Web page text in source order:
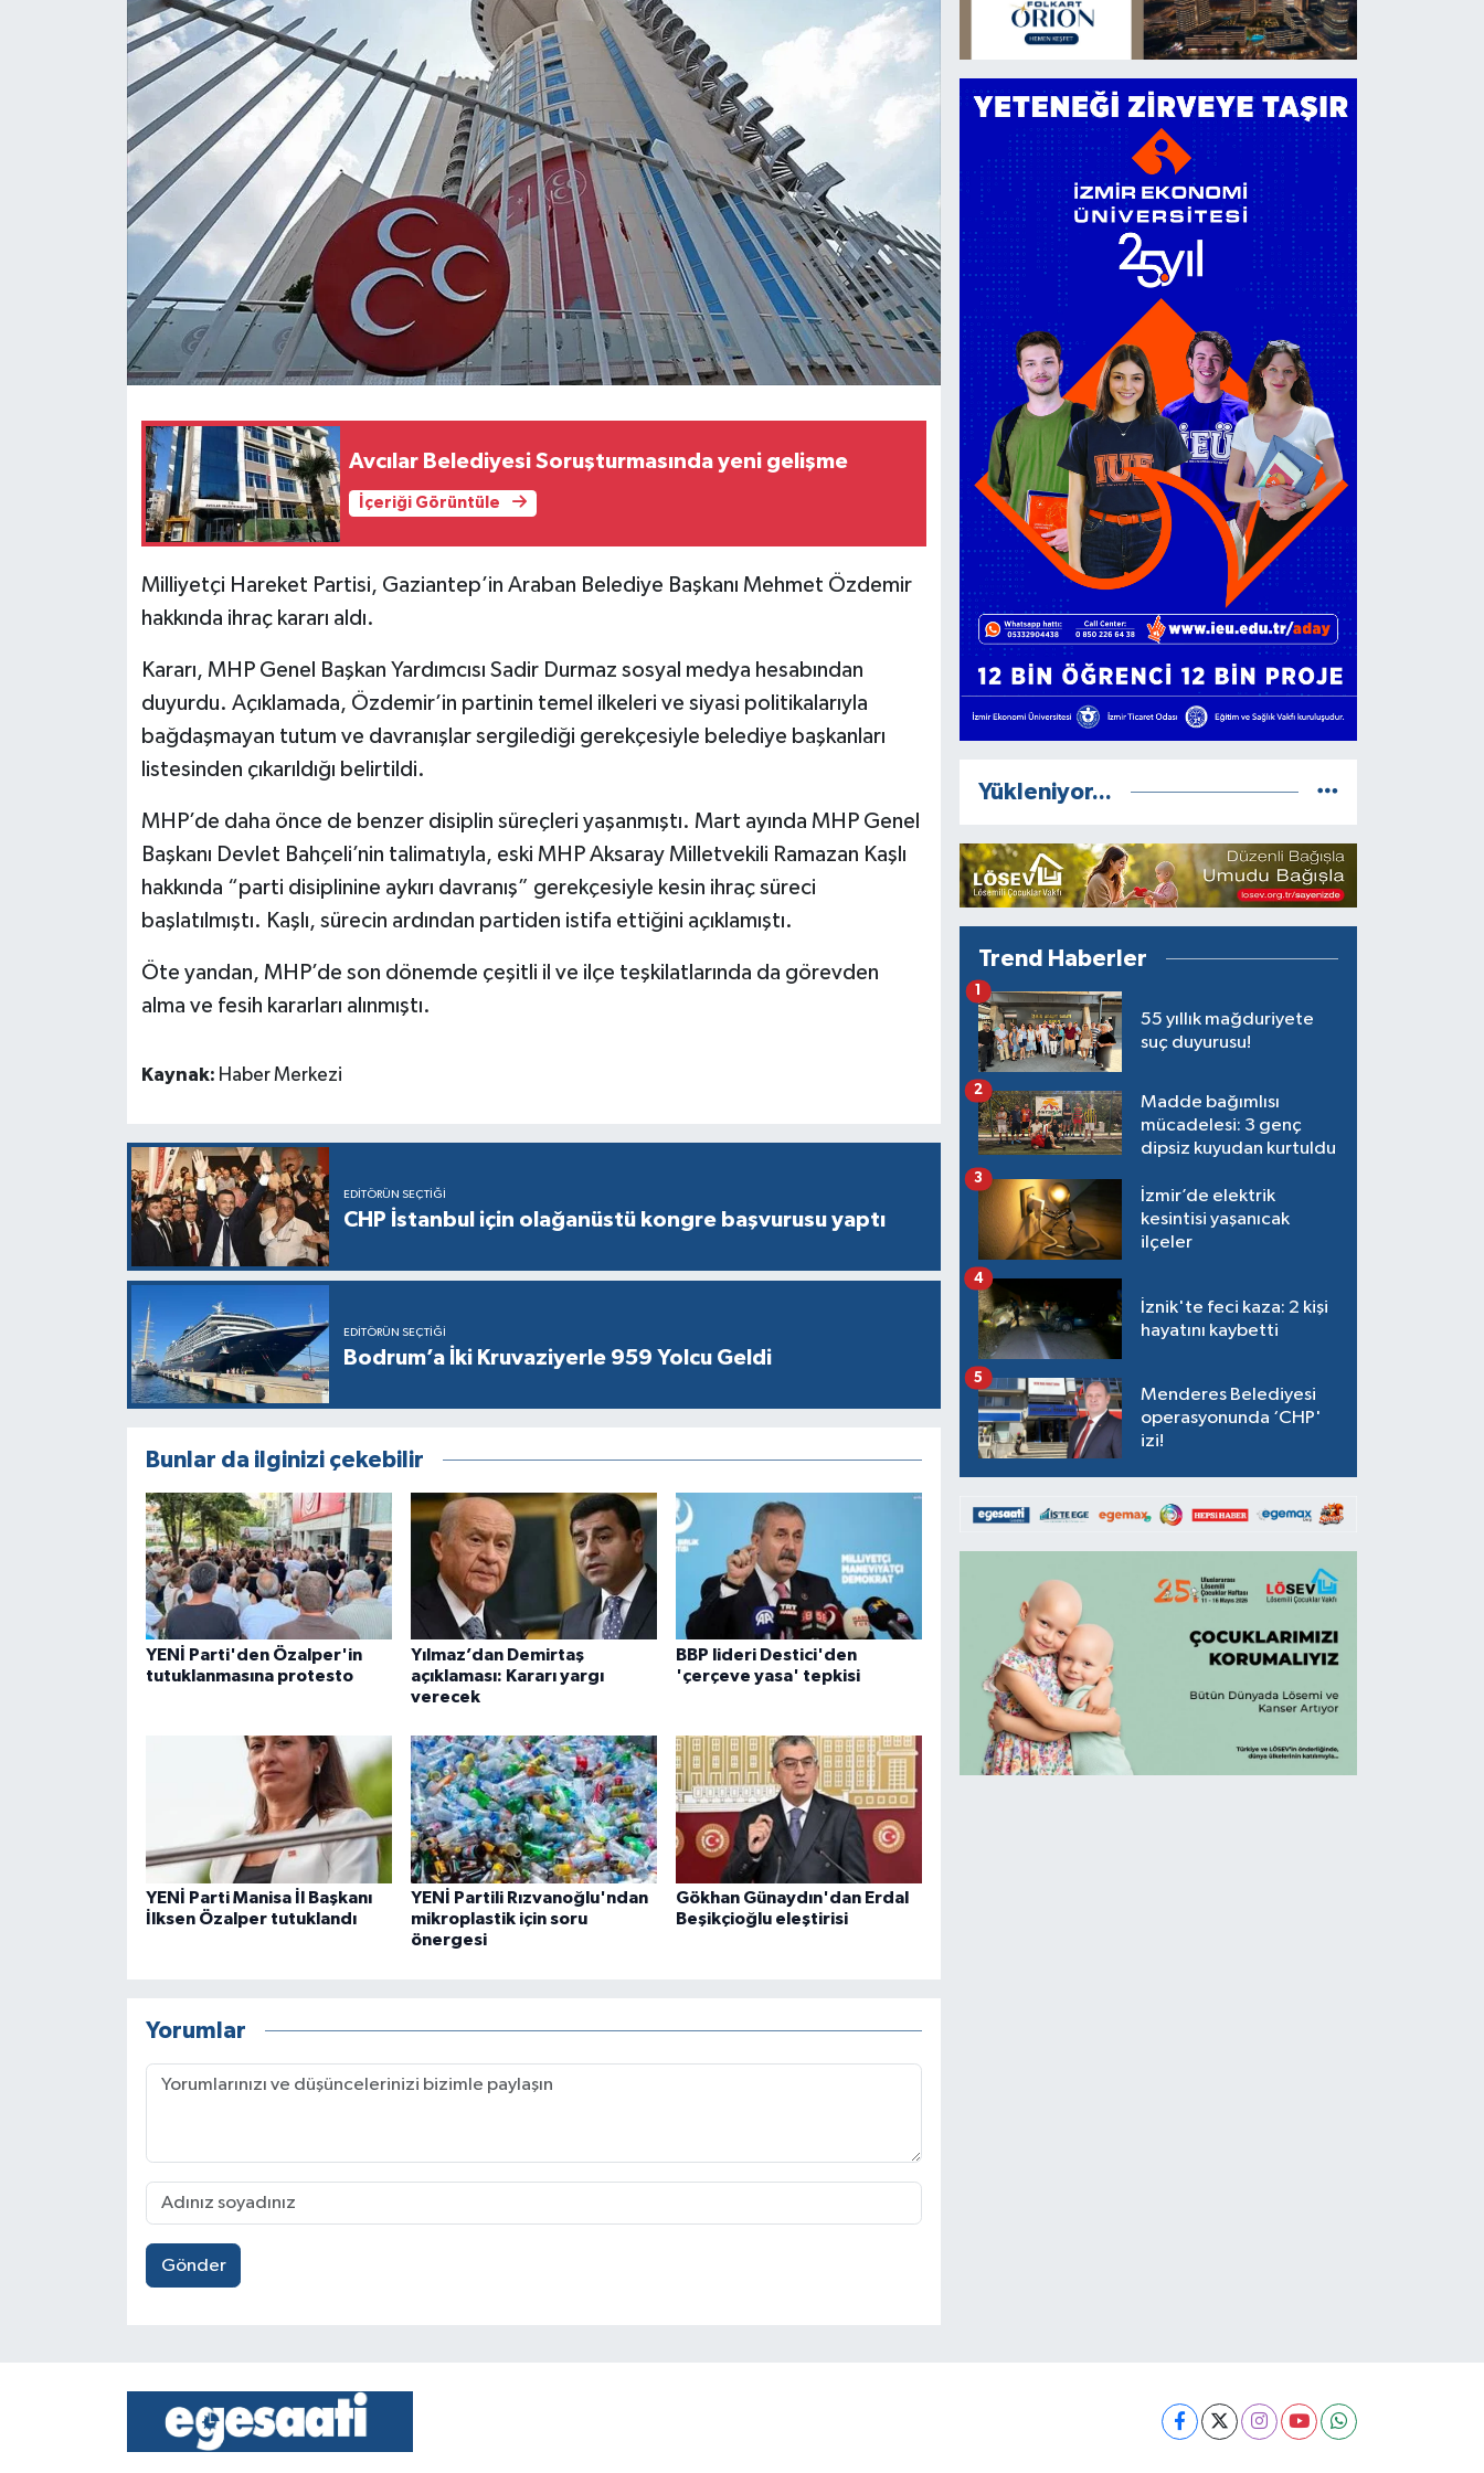
Avcılar Belediyesi Soruşturmasında yeni gelişme
İçeriği Görüntüle
Milliyetçi Hareket Partisi, Gaziantep’in Araban Belediye Başkanı Mehmet Özdemir
hakkında ihraç kararı aldı.
Kararı, MHP Genel Başkan Yardımcısı Sadir Durmaz sosyal medya hesabından
duyurdu. Açıklamada, Özdemir’in partinin temel ilkeleri ve siyasi politikalarıyla
bağdaşmayan tutum ve davranışlar sergilediği gerekçesiyle belediye başkanları
listesinden çıkarıldığı belirtildi.
MHP’de daha önce de benzer disiplin süreçleri yaşanmıştı. Mart ayında MHP Genel
Başkanı Devlet Bahçeli’nin talimatıyla, eski MHP Aksaray Milletvekili Ramazan Kaşlı
hakkında “parti disiplinine aykırı davranış” gerekçesiyle kesin ihraç süreci
başlatılmıştı. Kaşlı, sürecin ardından partiden istifa ettiğini açıklamıştı.
Öte yandan, MHP’de son dönemde çeşitli il ve ilçe teşkilatlarında da görevden
alma ve fesih kararları alınmıştı.
Kaynak: Haber Merkezi
EDITÖRÜN SEÇTIĞI
CHP İstanbul için olağanüstü kongre başvurusu yaptı
EDITÖRÜN SEÇTIĞI
Bodrum’a İki Kruvaziyerle 959 Yolcu Geldi
Bunlar da ilginizi çekebilir
YENİ Parti'den Özalper'in
tutuklanmasına protesto
Yılmaz’dan Demirtaş
açıklaması: Kararı yargı
verecek
BBP lideri Destici'den
'çerçeve yasa' tepkisi
YENİ Parti Manisa İl Başkanı
İlksen Özalper tutuklandı
YENİ Partili Rızvanoğlu'ndan
mikroplastik için soru
önergesi
Gökhan Günaydın'dan Erdal
Beşikçioğlu eleştirisi
Yorumlar
Gönder
Yükleniyor...
Trend Haberler
55 yıllık mağduriyete
suç duyurusu!
1
Madde bağımlısı
mücadelesi: 3 genç
dipsiz kuyudan kurtuldu
2
İzmir’de elektrik
kesintisi yaşanıcak
ilçeler
3
İznik'te feci kaza: 2 kişi
hayatını kaybetti
4
Menderes Belediyesi
operasyonunda ‘CHP'
izi!
5